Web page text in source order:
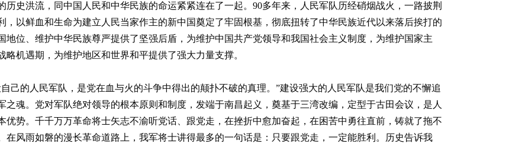
史洪流，同中国人民和中华民族的命运紧紧连在了一起。90多年来，人民军队历经硝烟战火，一路披荆
以鲜血和生命为建立人民当家作主的新中国奠定了牢固根基，彻底扭转了中华民族近代以来落后挨打的
位、维护中华民族尊严提供了坚强后盾，为维护中国共产党领导和我国社会主义制度，为维护国家主
机遇期，为维护地区和世界和平提供了强大力量支撑。
己的人民军队，是党在血与火的斗争中得出的颠扑不破的真理。”建设强大的人民军队是我们党的不懈追
魂。党对军队绝对领导的根本原则和制度，发端于南昌起义，奠基于三湾改编，定型于古田会议，是人
优势。千千万万革命将士矢志不渝听党话、跟党走，在挫折中愈加奋起，在困苦中勇往直前，铸就了拖不
在风雨如磐的漫长革命道路上，我军将士讲得最多的一句话是：只要跟党走，一定能胜利。历史告诉我